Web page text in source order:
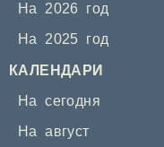
На 2026 год
На 2025 год
КАЛЕНДАРИ
На сегодня
На август